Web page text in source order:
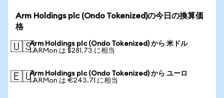
Arm Holdings plc (Ondo Tokenized)の今日の換算価
格
🇺🇸Arm Holdings plc (Ondo Tokenized) から 米ドル
1 ARMon は $281.73 に相当
🇪🇺Arm Holdings plc (Ondo Tokenized) から ユーロ
1 ARMon は €243.71 に相当